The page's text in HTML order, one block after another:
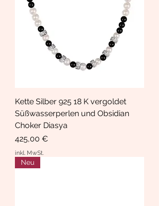
Kette Silber 925 18 K vergoldet
Süßwasserperlen und Obsidian
Choker Diasya
Preis
425,00 €
inkl. MwSt.
Neu